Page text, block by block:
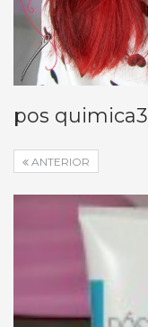
pos quimica3
ANTERIOR